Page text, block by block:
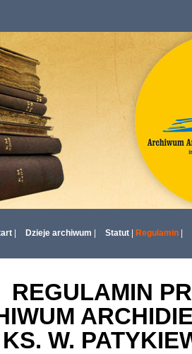
Dzieje archiwum Statut Regulamin
REGULAMIN
W.